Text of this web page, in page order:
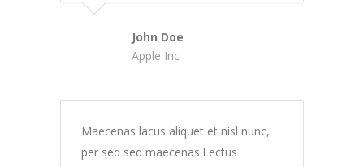
John Doe
Apple Inc
Maecenas lacus aliquet et nisl nunc,
per sed sed maecenas.Lectus